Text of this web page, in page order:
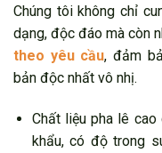
Chúng tôi không chỉ
dạng, độc đáo mà còn
theo yêu cầu, đảm
bản độc nhất vô nhị.
Chất liệu pha lê
khẩu, có độ trong